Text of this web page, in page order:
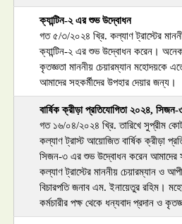
ক্যান্টিন-২ এর শুভ উদ্বোধন
গত ৫/৩/২০২৪ খ্রি. কল্যাণ ট্রাস্টের
ক্যান্টিন-২ এর শুভ উদ্বোধন করেন।
কৃতজ্ঞতা মাননীয় চেয়ারম্যান মহোদয়কে
আমাদের সহকর্মীদের উপহার দেয়ার জন্য।
বার্ষিক ক্রীড়া প্রতিযোগিতা ২০২৪,
গত ১৬/০৪/২০২৪ খ্রি. তারিখে সুপ্রীম কোর্ট
কল্যাণ ট্রাস্ট আয়োজিত বার্ষিক ক্রীড়া
সিজন-৩ এর শুভ উদ্বোধন করেন আমাদের
কল্যাণ ট্রাস্টের মাননীয় চেয়ারম্যান ও
বিচারপতি জনাব এম. ইনায়েতুর রহিম।
কর্মচারীর পক্ষ থেকে ধন্যবাদ প্রদান ও